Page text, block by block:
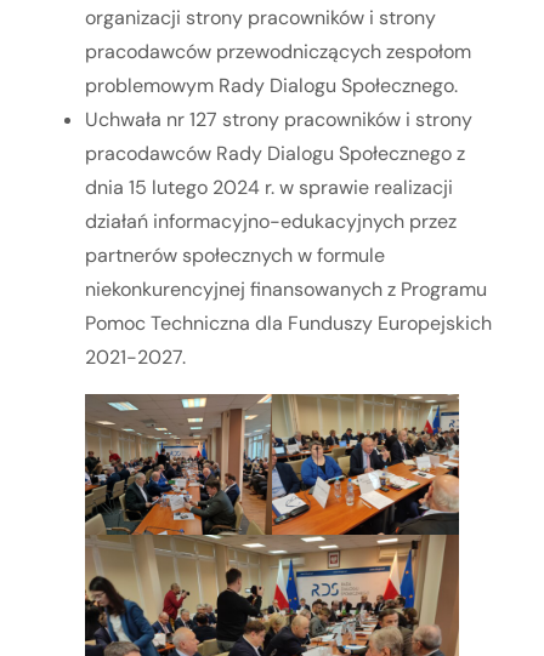
organizacji strony pracowników i strony
pracodawców przewodniczących zespołom
problemowym Rady Dialogu Społecznego.
Uchwała nr 127 strony pracowników i strony
pracodawców Rady Dialogu Społecznego z
dnia 15 lutego 2024 r. w sprawie realizacji
działań informacyjno-edukacyjnych przez
partnerów społecznych w formule
niekonkurencyjnej finansowanych z Programu
Pomoc Techniczna dla Funduszy Europejskich
2021-2027.